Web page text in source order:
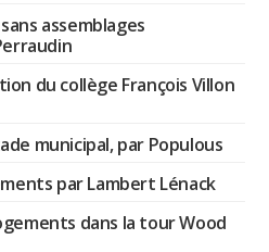
assemblages
du collège François Villon
municipal, par Populous
par Lambert Lénack
dans la tour Wood